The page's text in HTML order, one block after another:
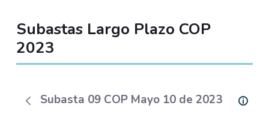
Subastas Largo Plazo COP
2023
Subasta 09 COP Mayo 10 de 2023